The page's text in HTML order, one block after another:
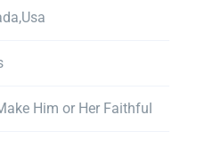
Him or Her Faithful